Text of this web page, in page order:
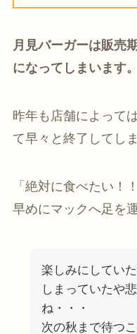
月見バーガーは販売
になってしまいます。
昨年も店舗によって
て早々と終了してし
「絶対に食べたい！
早めにマックへ足を
楽しみにしてい
しまっていたや
ね・・・
次の秋まで待つ